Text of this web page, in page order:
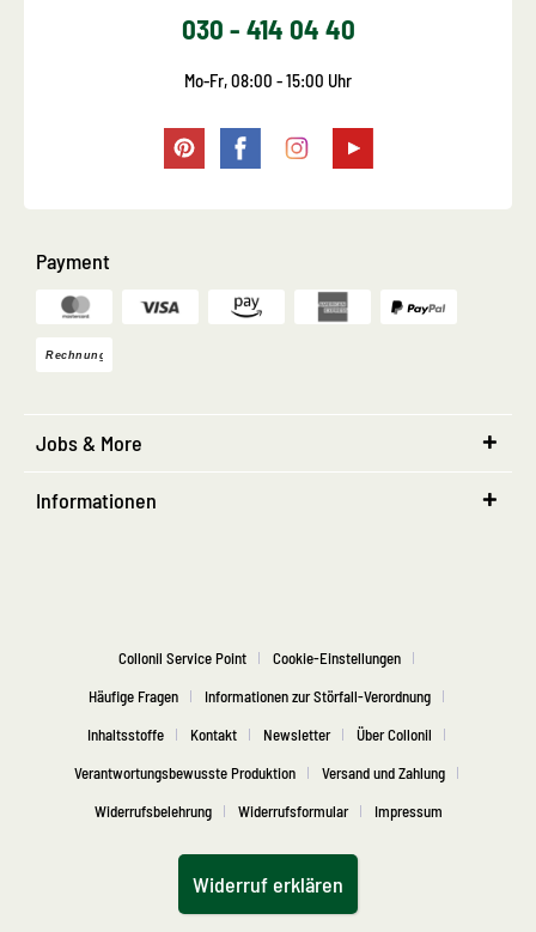
030 - 414 04 40
Mo-Fr, 08:00 - 15:00 Uhr
Payment
Jobs & More
Informationen
Collonil Service Point
Cookie-Einstellungen
Häufige Fragen
Informationen zur Störfall-Verordnung
Inhaltsstoffe
Kontakt Newsletter
Über Collonil
Verantwortungsbewusste Produktion
Versand und Zahlung
Widerrufsbelehrung
Widerrufsformular Impressum
Widerruf erklären